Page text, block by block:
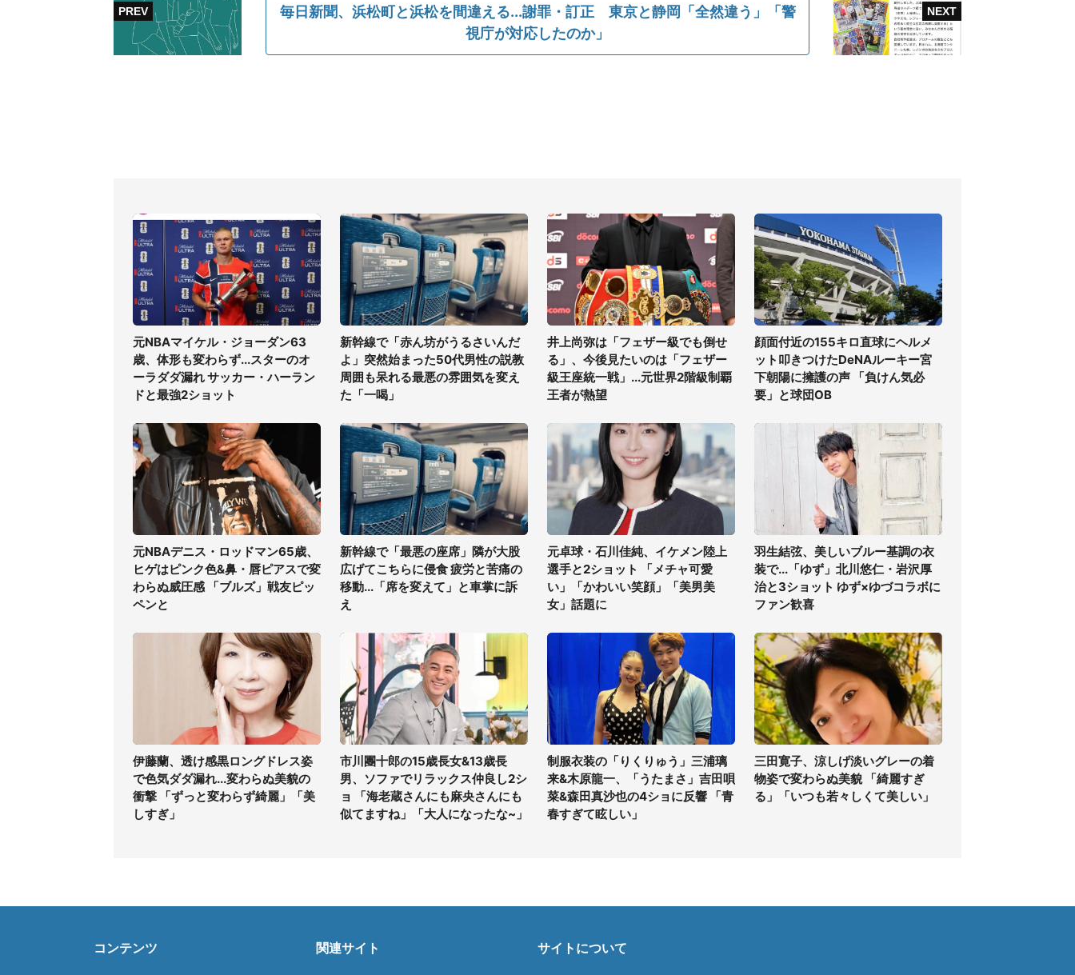
毎日新聞、浜松町と浜松を間違える...謝罪・訂正 東京と静岡「全然違う」「警
視庁が対応したのか」
元NBAマイケル・ジョーダン63
歳、体形も変わらず...スターのオ
ーラダダ漏れ サッカー・ハーラン
ドと最強2ショット
新幹線で「赤ん坊がうるさいんだ
よ」突然始まった50代男性の説教
周囲も呆れる最悪の雰囲気を変え
た「一喝」
井上尚弥は「フェザー級でも倒せ
る」、今後見たいのは「フェザー
級王座統一戦」...元世界2階級制覇
王者が熱望
顔面付近の155キロ直球にヘルメ
ット叩きつけたDeNAルーキー宮
下朝陽に擁護の声 「負けん気必
要」と球団OB
元NBAデニス・ロッドマン65歳、
ヒゲはピンク色&鼻・唇ピアスで変
わらぬ威圧感 「ブルズ」戦友ピッ
ペンと
新幹線で「最悪の座席」隣が大股
広げてこちらに侵食 疲労と苦痛の
移動...「席を変えて」と車掌に訴
え
元卓球・石川佳純、イケメン陸上
選手と2ショット 「メチャ可愛
い」「かわいい笑顔」「美男美
女」話題に
羽生結弦、美しいブルー基調の衣
装で...「ゆず」北川悠仁・岩沢厚
治と3ショット ゆず×ゆづコラボに
ファン歓喜
伊藤蘭、透け感黒ロングドレス姿
で色気ダダ漏れ...変わらぬ美貌の
衝撃 「ずっと変わらず綺麗」「美
しすぎ」
市川團十郎の15歳長女&13歳長
男、ソファでリラックス仲良し2シ
ョ 「海老蔵さんにも麻央さんにも
似てますね」「大人になったな~」
制服衣装の「りくりゅう」三浦璃
来&木原龍一、「うたまさ」吉田唄
菜&森田真沙也の4ショに反響 「青
春すぎて眩しい」
三田寛子、涼しげ淡いグレーの着
物姿で変わらぬ美貌 「綺麗すぎ
る」「いつも若々しくて美しい」
コンテンツ 関連サイト サイトについて